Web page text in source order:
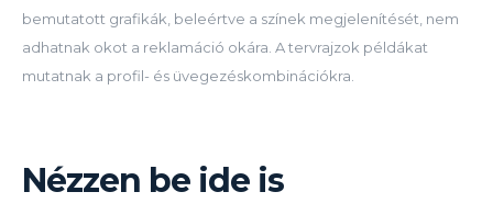
bemutatott grafikák, beleértve a színek megjelenítését, nem
adhatnak okot a reklamáció okára. A tervrajzok példákat
mutatnak a profil- és üvegezéskombinációkra.
Nézzen be ide is